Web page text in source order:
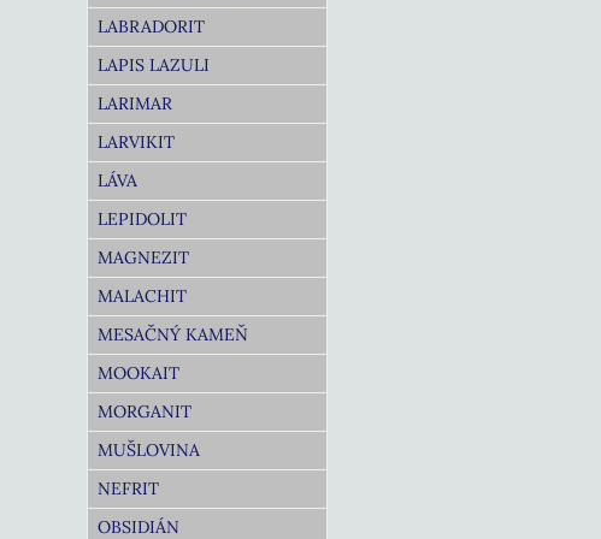
LABRADORIT
LAPIS LAZULI
LARIMAR
LARVIKIT
LÁVA
LEPIDOLIT
MAGNEZIT
MALACHIT
MESAČNÝ KAMEŇ
MOOKAIT
MORGANIT
MUŠLOVINA
NEFRIT
OBSIDIÁN